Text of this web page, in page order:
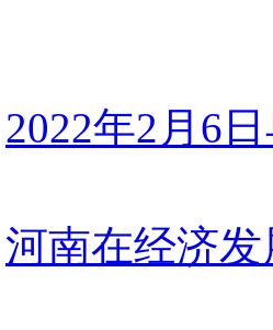
2022年2月6
河南在经济